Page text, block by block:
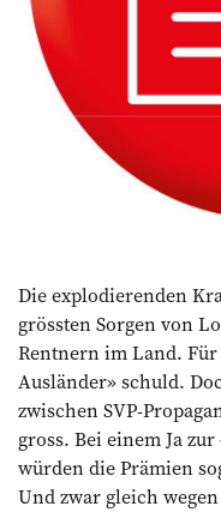
Die explodierenden
grössten Sorgen von
Rentnern im Land. Für
Ausländer» schuld.
zwischen SVP-
gross. Bei einem Ja
würden die Prämien
Und zwar gleich